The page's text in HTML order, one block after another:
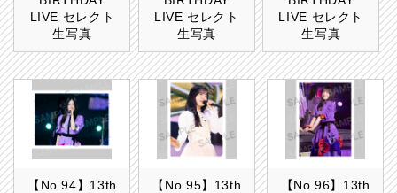
LIVE セレクト
生写真
LIVE セレクト
生写真
LIVE セレクト
生写真
【No.94】13th
【No.95】13th
【No.96】13th